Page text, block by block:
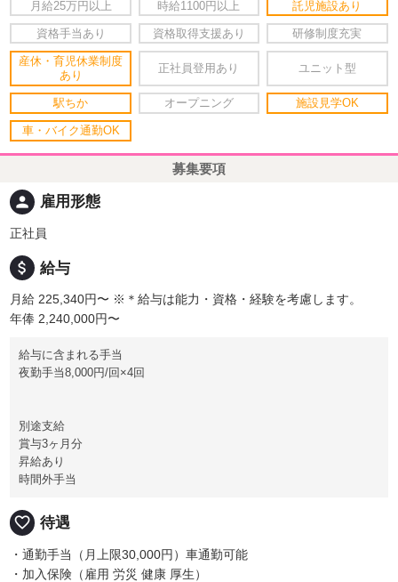
月給25万円以上 時給1100円以上 託児施設あり
資格手当あり 資格取得支援あり 研修制度充実
産休・育児休業制度
あり
正社員登用あり ユニット型
駅ちか オープニング 施設見学OK
車・バイク通勤OK
募集要項
person 雇用形態
正社員
attach_money 給与
月給 225,340円〜 ※＊給与は能力・資格・経験を考慮します。
年俸 2,240,000円〜
給与に含まれる手当
夜勤手当8,000円/回×4回
別途支給
賞与3ヶ月分
昇給あり
時間外手当
favorite_border 待遇
・通勤手当（月上限30,000円）車通勤可能
・加入保険（雇用 労災 健康 厚生）